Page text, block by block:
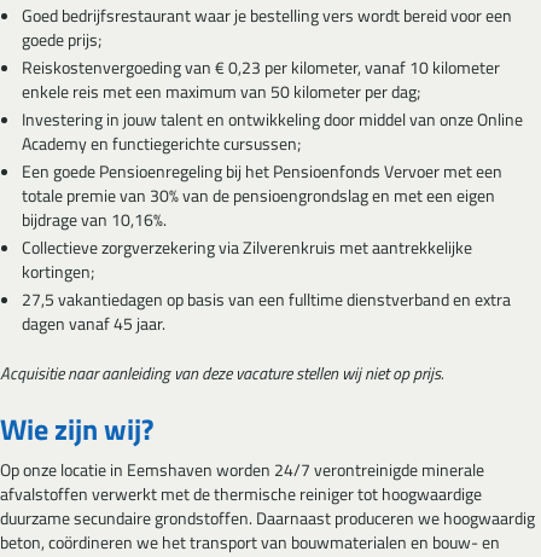
Goed bedrijfsrestaurant waar je bestelling vers wordt bereid voor een
goede prijs;
Reiskostenvergoeding van € 0,23 per kilometer, vanaf 10 kilometer
enkele reis met een maximum van 50 kilometer per dag;
Investering in jouw talent en ontwikkeling door middel van onze Online
Academy en functiegerichte cursussen;
Een goede Pensioenregeling bij het Pensioenfonds Vervoer met een
totale premie van 30% van de pensioengrondslag en met een eigen
bijdrage van 10,16%.
Collectieve zorgverzekering via Zilverenkruis met aantrekkelijke
kortingen;
27,5 vakantiedagen op basis van een fulltime dienstverband en extra
dagen vanaf 45 jaar.
Acquisitie naar aanleiding van deze vacature stellen wij niet op prijs.
Wie zijn wij?
Op onze locatie in Eemshaven worden 24/7 verontreinigde minerale
afvalstoffen verwerkt met de thermische reiniger tot hoogwaardige
duurzame secundaire grondstoffen. Daarnaast produceren we hoogwaardig
beton, coördineren we het transport van bouwmaterialen en bouw- en